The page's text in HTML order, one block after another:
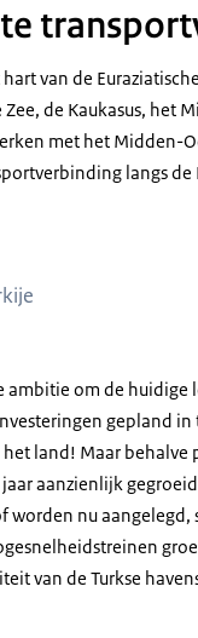
van de
de Kaukasus, het
met het Midden-
langs de
Agrologistiek
ambitie om de huidige
gepland
land! Maar
aanzienlijk
worden nu
van de Turkse